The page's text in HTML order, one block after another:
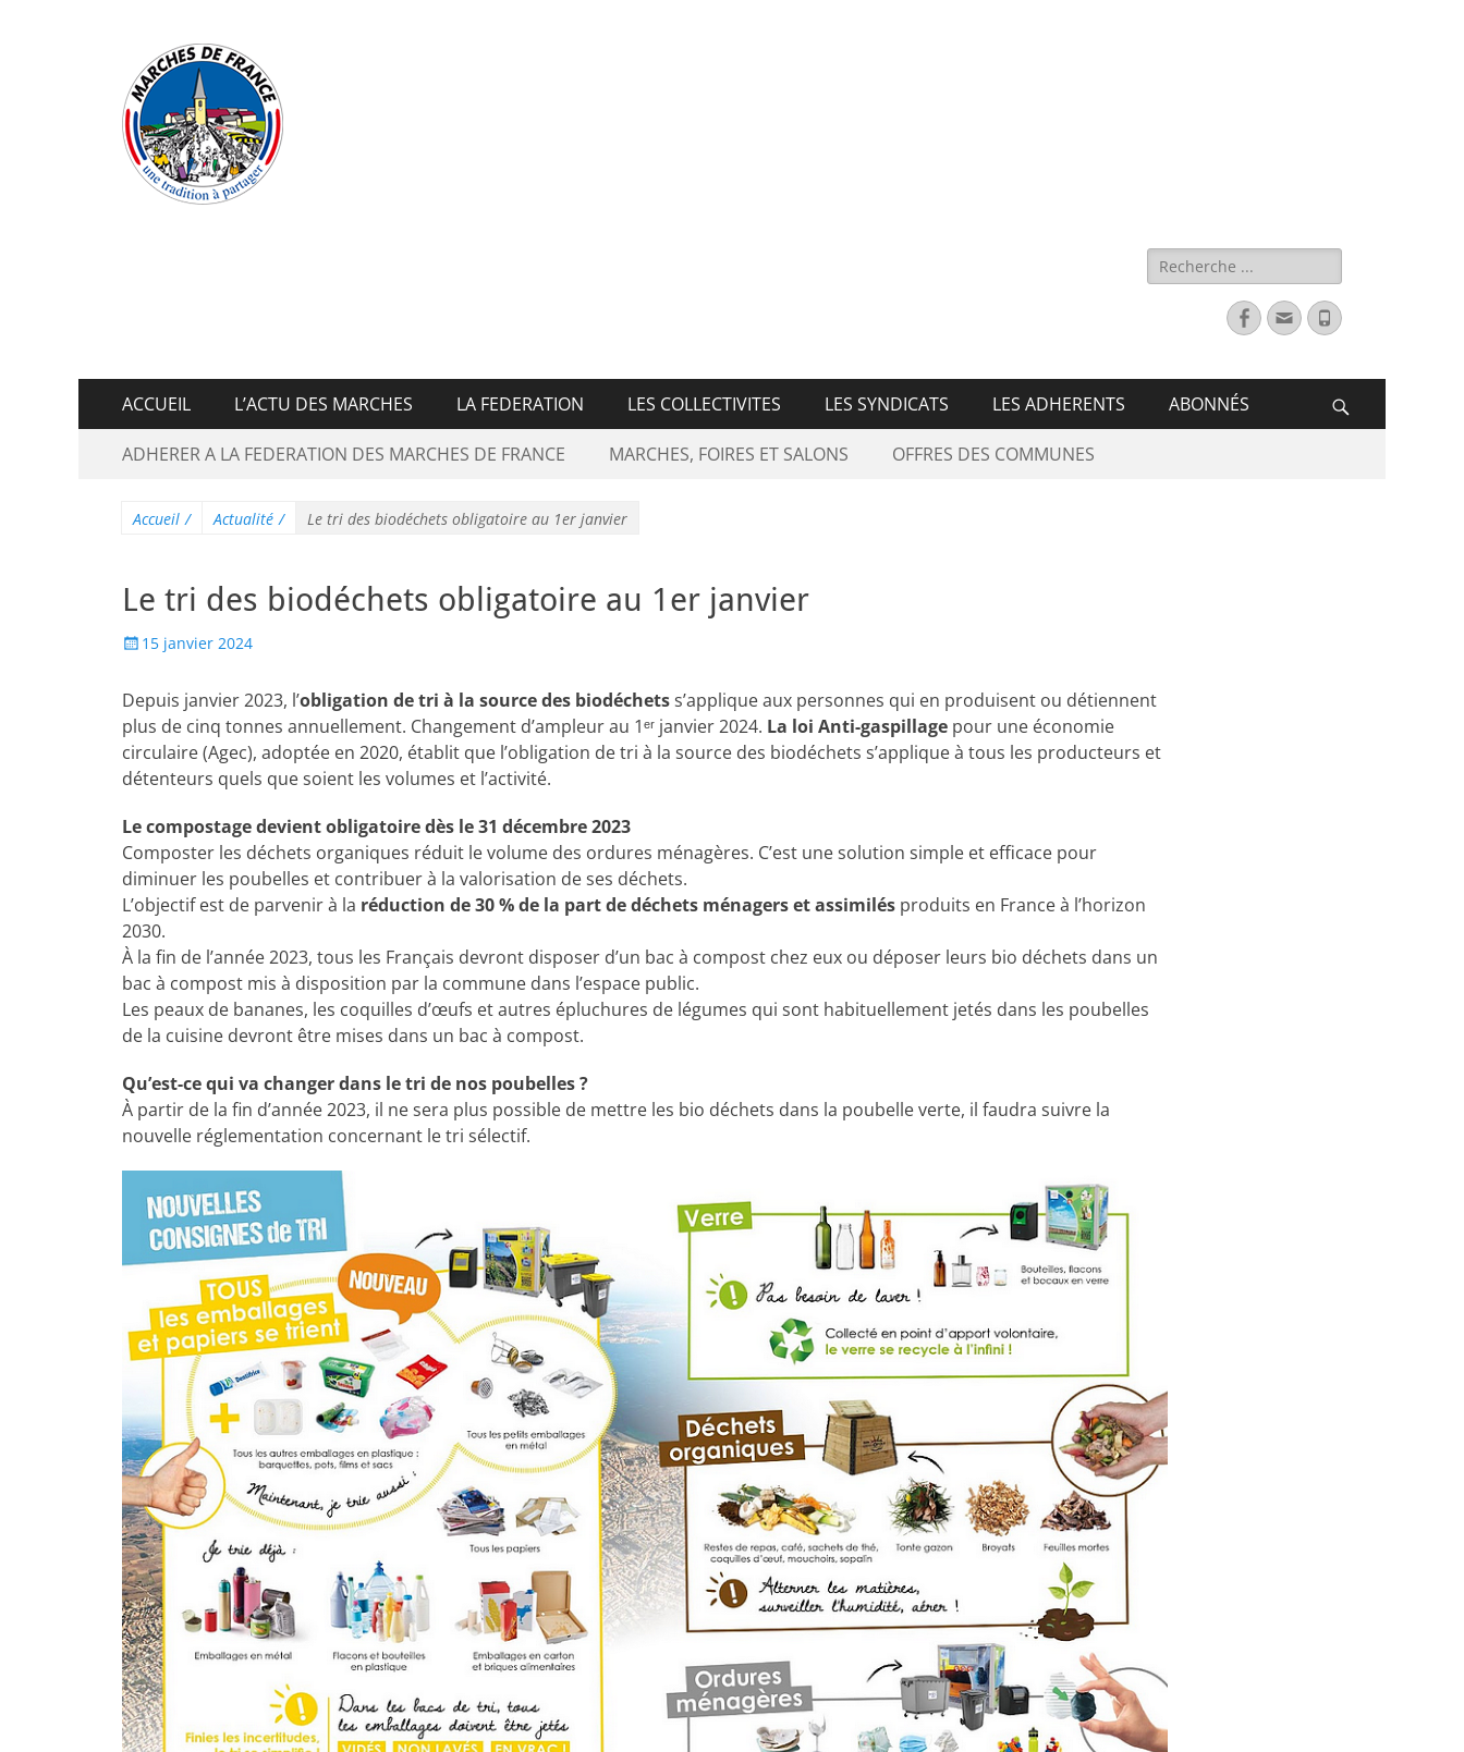
ACCUEIL L’ACTU DES MARCHES LA FEDERATION LES COLLECTIVITES LES SYNDICATS LES ADHERENTS ABONNÉS
ADHERER A LA FEDERATION DES MARCHES DE FRANCE MARCHES, FOIRES ET SALONS OFFRES DES COMMUNES
Accueil / Actualité / Le tri des biodéchets obligatoire au 1er janvier
Le tri des biodéchets obligatoire au 1er janvier
15 janvier 2024
Depuis janvier 2023, l’obligation de tri à la source des biodéchetss’applique aux personnes qui en produisent ou détiennent
plus de cinq tonnes annuellement. Changement d’ampleur au 1ᵉʳ janvier 2024. La loi Anti-gaspillage pour une économie
circulaire (Agec), adoptée en 2020, établit que l’obligation de tri à la source des biodéchets s’applique à tous les producteurs et
détenteurs quels que soient les volumes et l’activité.
Le compostage devient obligatoire dès le 31 décembre 2023
Composter les déchets organiques réduit le volume des ordures ménagères. C’est une solution simple et efficace pour
diminuer les poubelles et contribuer à la valorisation de ses déchets.
L’objectif est de parvenir à la réduction de 30 % de la part de déchets ménagers et assimilés produits en France à l’horizon
2030.
À la fin de l’année 2023, tous les Français devront disposer d’un bac à compost chez eux ou déposer leurs bio déchets dans un
bac à compost mis à disposition par la commune dans l’espace public.
Les peaux de bananes, les coquilles d’œufs et autres épluchures de légumes qui sont habituellement jetés dans les poubelles
de la cuisine devront être mises dans un bac à compost.
Qu’est-ce qui va changer dans le tri de nos poubelles ?
À partir de la fin d’année 2023, il ne sera plus possible de mettre les bio déchets dans la poubelle verte, il faudra suivre la
nouvelle réglementation concernant le tri sélectif.